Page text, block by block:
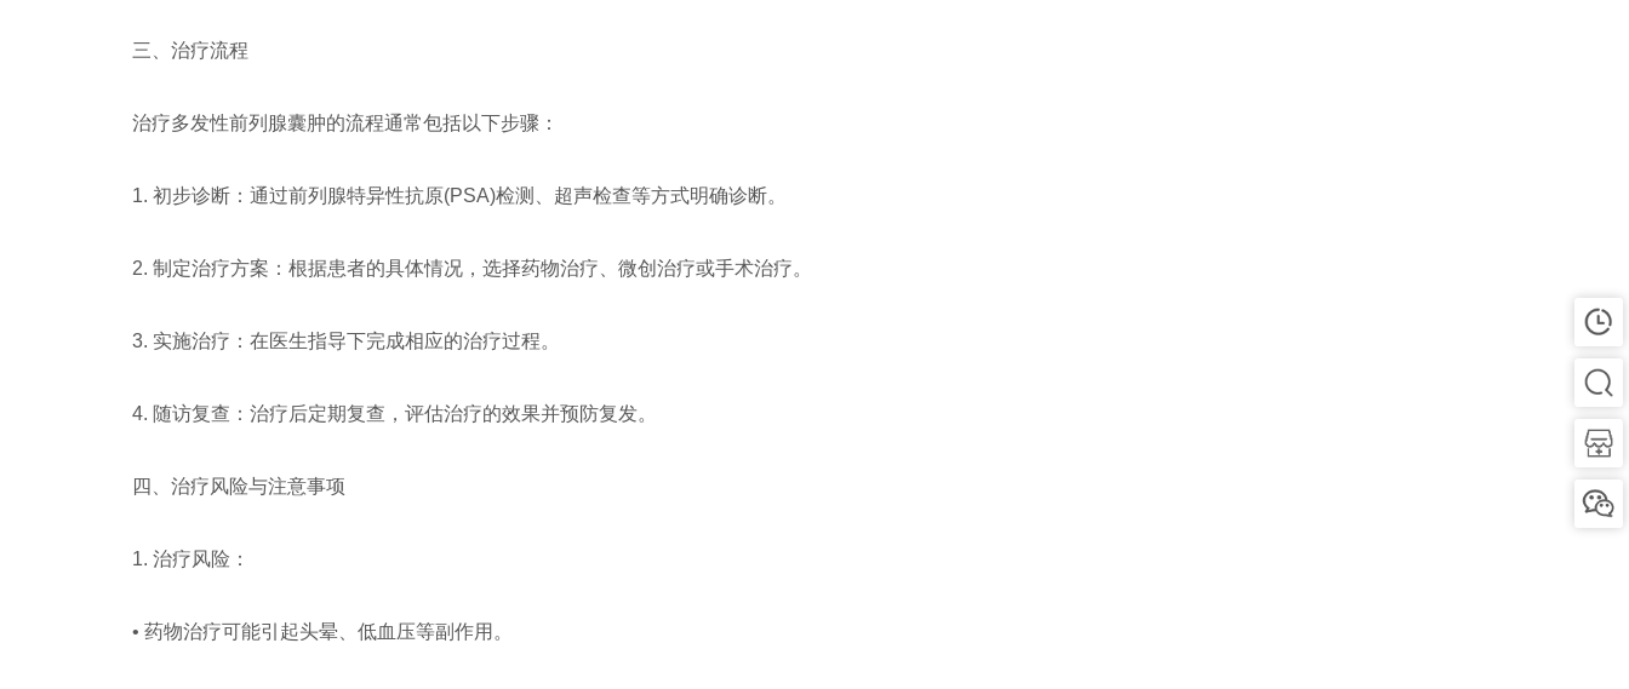
三、治疗流程
治疗多发性前列腺囊肿的流程通常包括以下步骤：
1. 初步诊断：通过前列腺特异性抗原(PSA)检测、超声检查等方式明确诊断。
2. 制定治疗方案：根据患者的具体情况，选择药物治疗、微创治疗或手术治疗。
3. 实施治疗：在医生指导下完成相应的治疗过程。
4. 随访复查：治疗后定期复查，评估治疗的效果并预防复发。
四、治疗风险与注意事项
1. 治疗风险：
• 药物治疗可能引起头晕、低血压等副作用。